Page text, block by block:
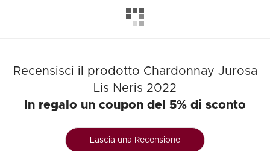
Recensisci il prodotto Chardonnay Jurosa
Lis Neris 2022
In regalo un coupon del 5% di sconto
Lascia una Recensione